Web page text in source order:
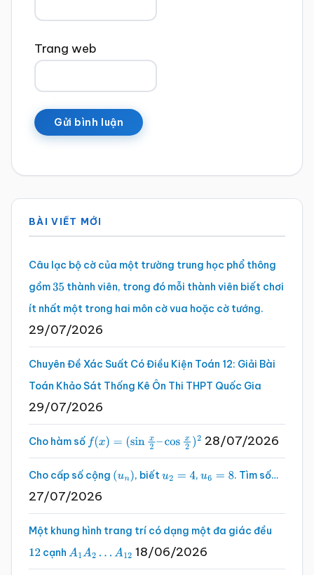
Trang web
Sidebar
chính
BÀI VIẾT MỚI
Câu lạc bộ cờ của một trường trung học phổ thông
gồm35 thành viên, trong đó mỗi thành viên biết chơi
ít nhất một trong hai môn cờ vua hoặc cờ tướng.
29/07/2026
Chuyên Đề Xác Suất Có Điều Kiện Toán 12: Giải Bài
Toán Khảo Sát Thống Kê Ôn Thi THPT Quốc Gia
29/07/2026
Cho hàm số f(x)=(sinx2 –cosx2 )2 28/07/2026
Cho cấp số cộng (un), biếtu2 =4 , u6 =8 . Tìm số…
27/07/2026
Một khung hình trang trí có dạng một đa giác đều
12 cạnh A1A2…A 12 18/06/2026